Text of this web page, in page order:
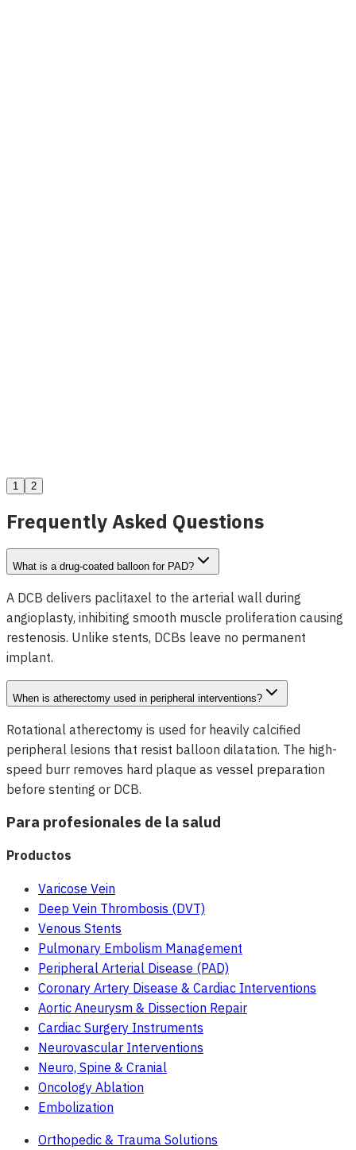
Ver detalles
1 2
Frequently Asked Questions
What is a drug-coated balloon for PAD?
A DCB delivers paclitaxel to the arterial wall during
angioplasty, inhibiting smooth muscle proliferation causing
restenosis. Unlike stents, DCBs leave no permanent
implant.
When is atherectomy used in peripheral interventions?
Rotational atherectomy is used for heavily calcified
peripheral lesions that resist balloon dilatation. The high-
speed burr removes hard plaque as vessel preparation
before stenting or DCB.
Para profesionales de la salud
Productos
Varicose Vein
Deep Vein Thrombosis (DVT)
Venous Stents
Pulmonary Embolism Management
Peripheral Arterial Disease (PAD)
Coronary Artery Disease & Cardiac Interventions
Aortic Aneurysm & Dissection Repair
Cardiac Surgery Instruments
Neurovascular Interventions
Neuro, Spine & Cranial
Oncology Ablation
Embolization
Orthopedic & Trauma Solutions